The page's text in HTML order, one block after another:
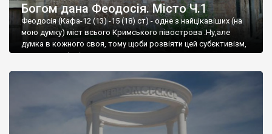
Богом дана Феодосія. Місто Ч.1
Феодосія (Кафа-12 (13) -15 (18) ст) - одне з найцікавіших (на
мою думку) міст всього Кримського півострова .Ну,але
думка в кожного своя, тому щоби розвіяти цей субєктивізм,
запрошую відвідати це